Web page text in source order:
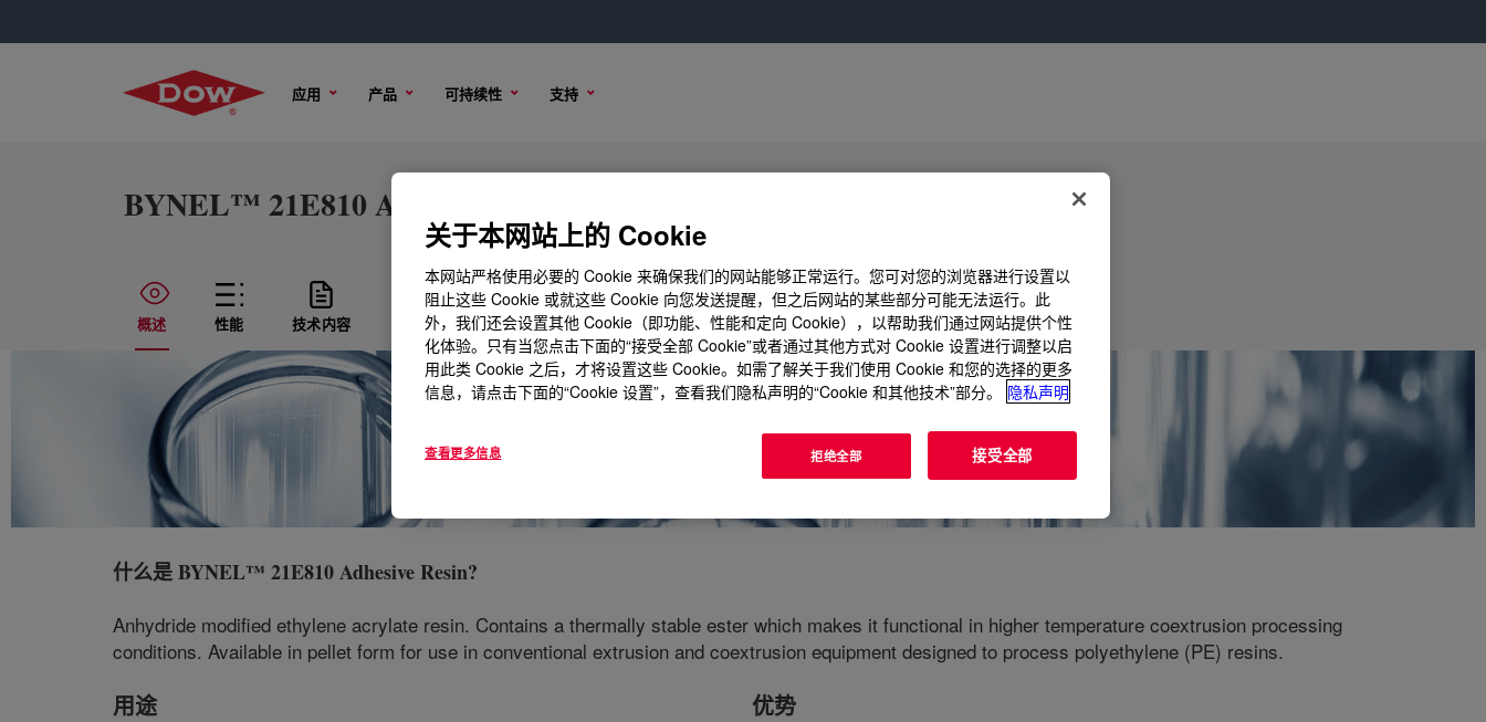
应用 产品 可持续性 支持
BYNEL™ 21E810 Adhesive Resin
概述 性能 技术内容 样品选项 购买选项
什么是BYNEL™ 21E810 Adhesive Resin?
Anhydride modified ethylene acrylate resin. Contains a thermally stable ester which makes it functional in higher temperature coextrusion processing
conditions. Available in pellet form for use in conventional extrusion and coextrusion equipment designed to process polyethylene (PE) resins.
用途 优势
关于本网站上的 Cookie
本网站严格使用必要的 Cookie 来确保我们的网站能够正常运行。您可对您的浏览器进行设置以
阻止这些 Cookie 或就这些 Cookie 向您发送提醒，但之后网站的某些部分可能无法运行。此
外，我们还会设置其他 Cookie（即功能、性能和定向 Cookie），以帮助我们通过网站提供个性
化体验。只有当您点击下面的“接受全部 Cookie”或者通过其他方式对 Cookie 设置进行调整以启
用此类 Cookie 之后，才将设置这些 Cookie。如需了解关于我们使用 Cookie 和您的选择的更多
信息，请点击下面的“Cookie 设置”，查看我们隐私声明的“Cookie 和其他技术”部分。
隐私声明
查看更多信息 拒绝全部 接受全部